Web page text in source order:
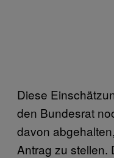
Diese
den Bundesrat
davon
Antrag zu stellen.